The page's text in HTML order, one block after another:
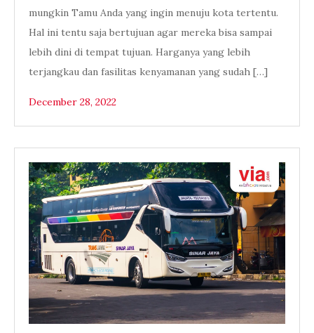
mungkin Tamu Anda yang ingin menuju kota tertentu.
Hal ini tentu saja bertujuan agar mereka bisa sampai
lebih dini di tempat tujuan. Harganya yang lebih
terjangkau dan fasilitas kenyamanan yang sudah […]
December 28, 2022